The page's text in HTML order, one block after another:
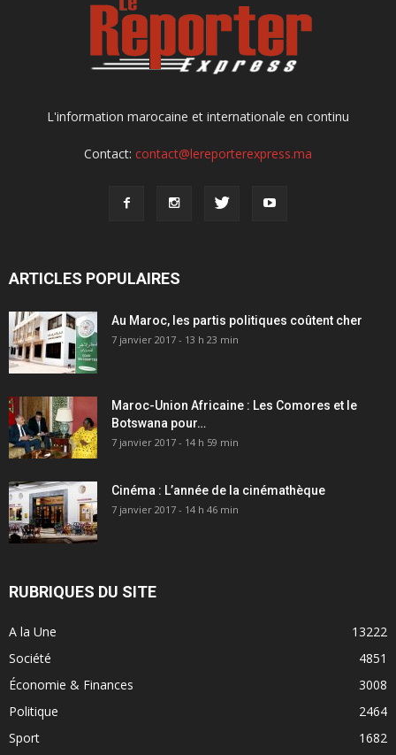
L'information marocaine et internationale en continu
Contact: contact@lereporterexpress.ma
ARTICLES POPULAIRES
Au Maroc, les partis politiques coûtent cher
7 janvier 2017 - 13 h 23 min
Maroc-Union Africaine : Les Comores et le
Botswana pour…
7 janvier 2017 - 14 h 59 min
Cinéma : L’année de la cinémathèque
7 janvier 2017 - 14 h 46 min
RUBRIQUES DU SITE
A la Une
13222
Société
4851
Économie & Finances
3008
Politique
2464
Sport
1682